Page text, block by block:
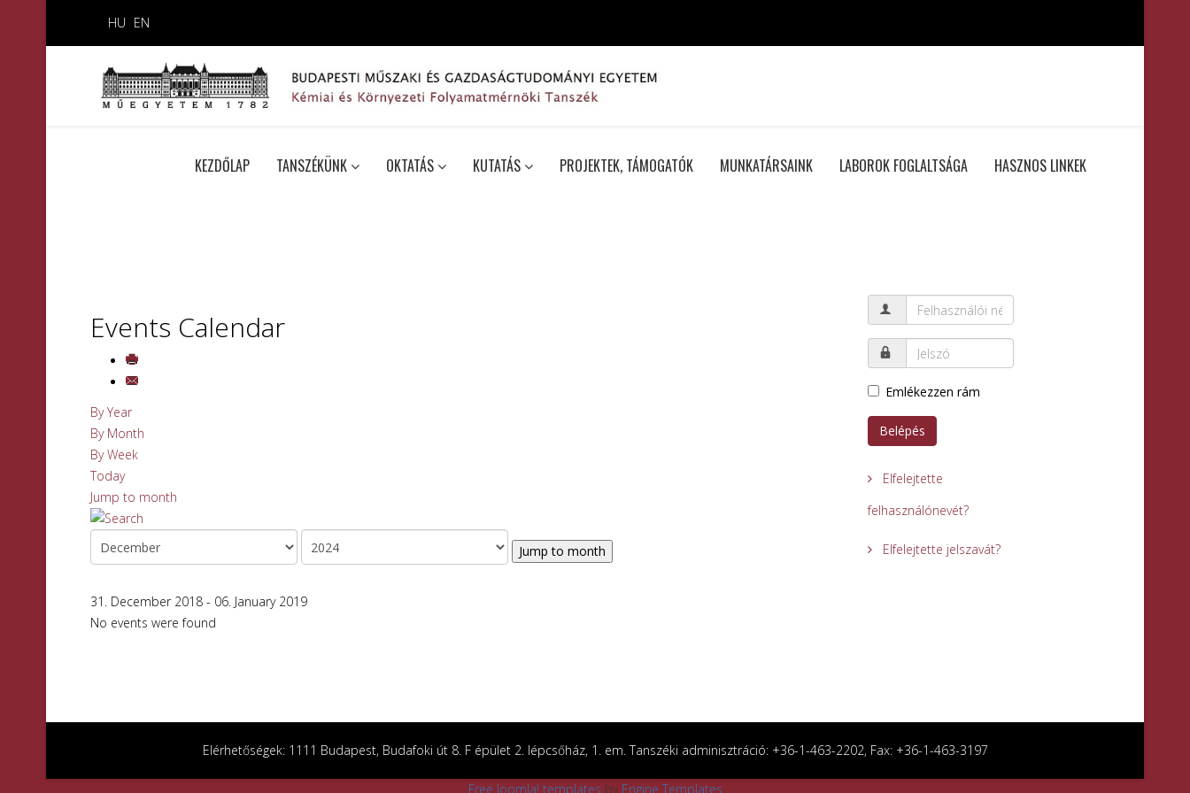
HU EN
KEZDŐLAP TANSZÉKÜNK OKTATÁS KUTATÁS PROJEKTEK, TÁMOGATÓK MUNKATÁRSAINK LABOROK FOGLALTSÁGA HASZNOS LINKEK
Events Calendar
By Year
By Month
By Week
Today
Jump to month
Jump to month
31. December 2018 - 06. January 2019
No events were found
Emlékezzen rám
Belépés
Elfelejtette
felhasználónevét?
Elfelejtette jelszavát?
Elérhetőségek: 1111 Budapest, Budafoki út 8. F épület 2. lépcsőház, 1. em. Tanszéki adminisztráció: +36-1-463-2202, Fax: +36-1-463-3197
Free Joomla! templates by Engine Templates